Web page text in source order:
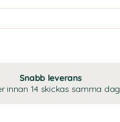
Snabb leverans
innan 14 skickas samma dag